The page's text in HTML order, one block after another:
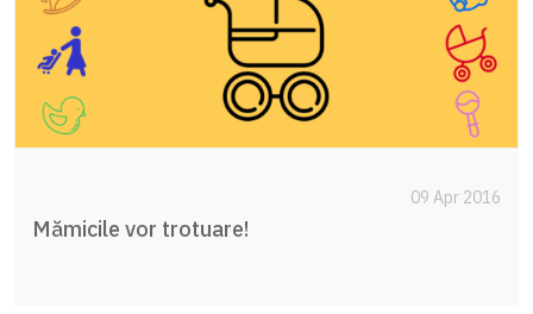
09 Apr 2016
Mămicile vor trotuare!